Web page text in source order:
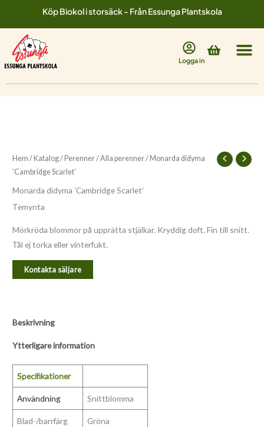
innehåll
Köp Biokol i storsäck - Från Essunga Plantskola
Logga in
Varukorg
Hem / Katalog/ Perenner/Alla perenner/ Monarda didyma
’Cambridge Scarlet’
Monarda didyma ’Cambridge Scarlet’
Temynta
Mörkröda blommor på upprätta stjälkar. Kryddig doft. Fin till snitt.
Tål ej torka eller vinterfukt.
Kontakta säljare
Beskrivning
Ytterligare information
Specifikationer
Användning Snittblomma
Blad-/barrfärg Gröna